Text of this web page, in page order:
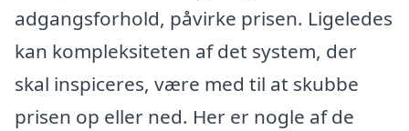
adgangsforhold, påvirke prisen. Ligeledes
kan kompleksiteten af det system, der
skal inspiceres, være med til at skubbe
prisen op eller ned. Her er nogle af de